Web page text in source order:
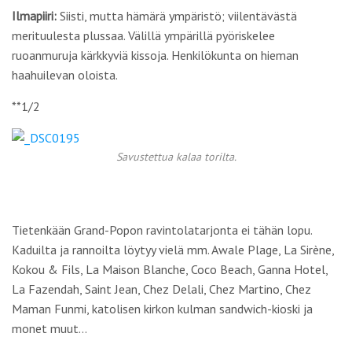
Ilmapiiri: Siisti, mutta hämärä ympäristö; viilentävästä
merituulesta plussaa. Välillä ympärillä pyöriskelee
ruoanmuruja kärkkyviä kissoja. Henkilökunta on hieman
haahuilevan oloista.
**1/2
Savustettua kalaa torilta.
Tietenkään Grand-Popon ravintolatarjonta ei tähän lopu.
Kaduilta ja rannoilta löytyy vielä mm. Awale Plage, La Sirène,
Kokou & Fils, La Maison Blanche, Coco Beach, Ganna Hotel,
La Fazendah, Saint Jean, Chez Delali, Chez Martino, Chez
Maman Funmi, katolisen kirkon kulman sandwich-kioski ja
monet muut…